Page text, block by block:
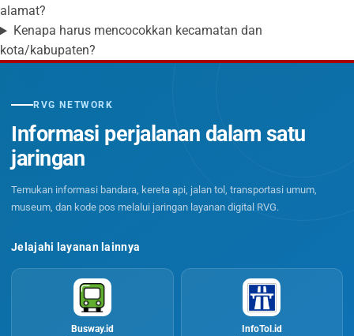
alamat?
Kenapa harus mencocokkan kecamatan dan
kota/kabupaten?
RVG NETWORK
Informasi perjalanan dalam satu
jaringan
Temukan informasi bandara, kereta api, jalan tol, transportasi umum,
museum, dan kode pos melalui jaringan layanan digital RVG.
Jelajahi layanan lainnya
Busway.id InfoTol.id